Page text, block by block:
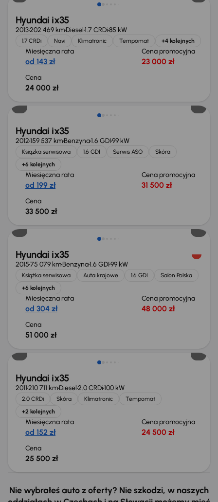
Hyundai ix35
2013202 469 kmDiesel1.7 CRDi85 kW
1.7 CRDi Navi Klimatronic Tempomat +4 kolejnych
Miesięczna rata
od 143 zł
Cena promocyjna
23 000 zł
Cena
24 000 zł
Hyundai ix35
2012159 537 kmBenzyna1.6 GDI99 kW
Książka serwisowa 1.6 GDI Serwis ASO
Skóra
+6 kolejnych
Miesięczna rata
od 199 zł
Cena promocyjna
31 500 zł
Cena
33 500 zł
Hyundai ix35
201575 079 kmBenzyna1.6 GDI99 kW
Książka serwisowa Auta krajowe 1.6 GDI
Salon Polska
+6 kolejnych
Miesięczna rata
od 304 zł
Cena promocyjna
48 000 zł
Cena
51 000 zł
Hyundai ix35
2011210 711 kmDiesel2.0 CRDi100 kW
2.0 CRDi Skóra Klimatronic
Tempomat
+2 kolejnych
Miesięczna rata
od 152 zł
Cena promocyjna
24 500 zł
Cena
25 500 zł
Nie wybrałeś auto z oferty? Nie szkodzi, w naszych